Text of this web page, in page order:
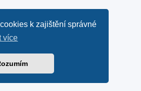
k zajištění správné
více